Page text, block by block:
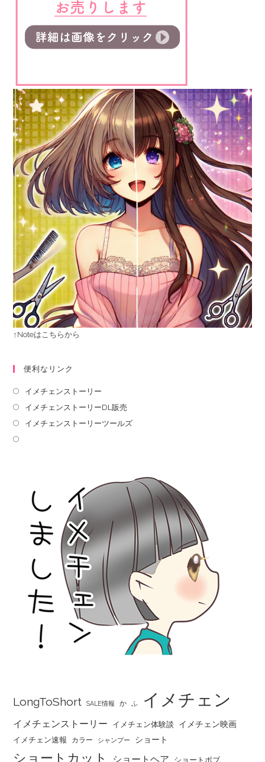
↑Noteはこちらから
便利なリンク
イメチェンストーリー
イメチェンストーリーDL販売
イメチェンストーリーツールズ
LongToShort SALE情報 か ふ イメチェン
イメチェンストーリー イメチェン体験談 イメチェン映画
イメチェン速報 カラー シャンプー ショート
ショートカット ショートヘア ショートボブ